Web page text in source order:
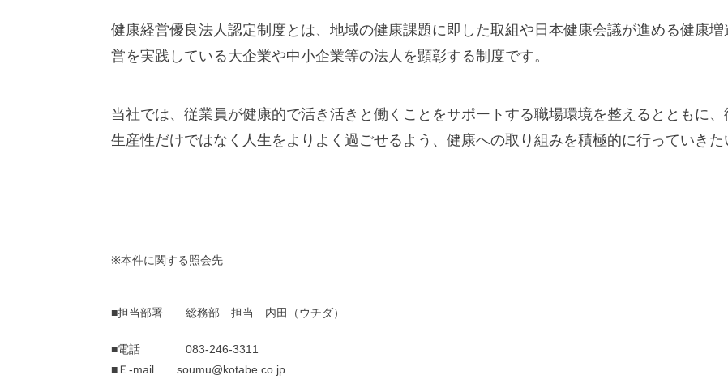
健康経営優良法人認定制度とは、地域の健康課題に即した取組や日本健康会議が進める健康
営を実践している大企業や中小企業等の法人を顕彰する制度です。
当社では、従業員が健康的で活き活きと働くことをサポートする職場環境を整えるとともに、
生産性だけではなく人生をよりよく過ごせるよう、健康への取り組みを積極的に行っていきた
※本件に関する照会先
■担当部署 総務部 担当 内田（ウチダ）
■電話 083-246-3311
■Ｅ-mail soumu@kotabe.co.jp